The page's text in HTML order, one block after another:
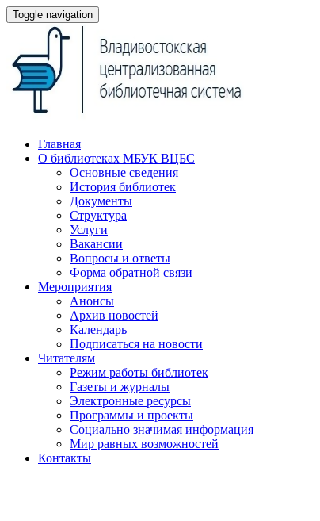
Toggle navigation
Главная
О библиотеках МБУК ВЦБС
Основные сведения
История библиотек
Документы
Структура
Услуги
Вакансии
Вопросы и ответы
Форма обратной связи
Мероприятия
Анонсы
Архив новостей
Календарь
Подписаться на новости
Читателям
Режим работы библиотек
Газеты и журналы
Электронные ресурсы
Программы и проекты
Социально значимая информация
Мир равных возможностей
Контакты